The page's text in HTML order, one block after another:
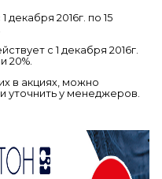
2016г. по 15
c 1 декабря 2016г.
20%.
в акциях, можно
уточнить у менеджеров.